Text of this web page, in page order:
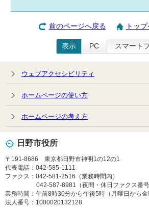
前のページへ戻る トッ
表示 PC スマート
ウェブアクセシビリティ
ホームページの使い方
ホームページの考え方
日野市役所
〒191-8686 東京都日野市神明1の12の1
代表電話：042-585-1111
ファクス：042-581-2516（業務時間内）
042-587-8981（夜間・休日ファクス番号
業務時間：午前8時30分から午後5時（月曜日から金
法人番号：1000020132128